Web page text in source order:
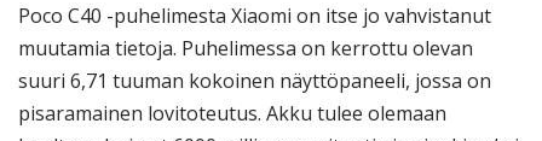
Poco C40 -puhelimesta Xiaomi on itse jo vahvistanut
muutamia tietoja. Puhelimessa on kerrottu olevan
suuri 6,71 tuuman kokoinen näyttöpaneeli, jossa on
pisaramainen lovitoteutus. Akku tulee olemaan